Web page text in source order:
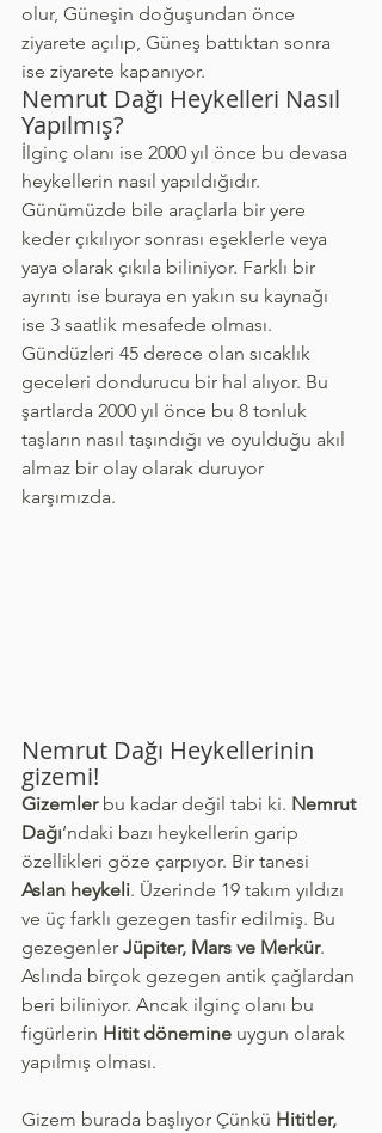
olur, Güneşin doğuşundan önce
ziyarete açılıp, Güneş battıktan sonra
ise ziyarete kapanıyor.
Nemrut Dağı Heykelleri Nasıl
Yapılmış?
İlginç olanı ise 2000 yıl önce bu devasa
heykellerin nasıl yapıldığıdır.
Günümüzde bile araçlarla bir yere
keder çıkılıyor sonrası eşeklerle veya
yaya olarak çıkıla biliniyor. Farklı bir
ayrıntı ise buraya en yakın su kaynağı
ise 3 saatlik mesafede olması.
Gündüzleri 45 derece olan sıcaklık
geceleri dondurucu bir hal alıyor. Bu
şartlarda 2000 yıl önce bu 8 tonluk
taşların nasıl taşındığı ve oyulduğu akıl
almaz bir olay olarak duruyor
karşımızda.
Nemrut Dağı Heykellerinin
gizemi!
Gizemler bu kadar değil tabi ki. Nemrut
Dağı‘ndaki bazı heykellerin garip
özellikleri göze çarpıyor. Bir tanesi
Aslan heykeli. Üzerinde 19 takım yıldızı
ve üç farklı gezegen tasfir edilmiş. Bu
gezegenler Jüpiter, Mars ve Merkür.
Aslında birçok gezegen antik çağlardan
beri biliniyor. Ancak ilginç olanı bu
figürlerin Hitit dönemine uygun olarak
yapılmış olması.
Gizem burada başlıyor Çünkü Hititler,